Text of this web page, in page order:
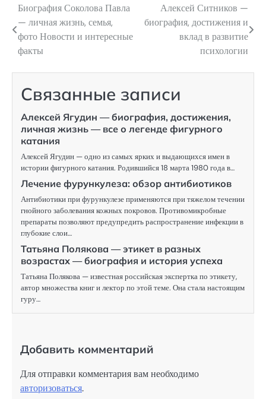
Навигация
по
записям
Биография Соколова Павла
— личная жизнь, семья,
фото Новости и интересные
факты
Алексей Ситников —
биография, достижения и
вклад в развитие
психологии
Связанные записи
Алексей Ягудин — биография, достижения,
личная жизнь — все о легенде фигурного
катания
Алексей Ягудин — одно из самых ярких и выдающихся имен в
истории фигурного катания. Родившийся 18 марта 1980 года в…
Лечение фурункулеза: обзор антибиотиков
Антибиотики при фурункулезе применяются при тяжелом течении
гнойного заболевания кожных покровов. Противомикробные
препараты позволяют предупредить распространение инфекции в
глубокие слои…
Татьяна Полякова — этикет в разных
возрастах — биография и история успеха
Татьяна Полякова — известная российская экспертка по этикету,
автор множества книг и лектор по этой теме. Она стала настоящим
гуру…
Добавить комментарий
Для отправки комментария вам необходимо
авторизоваться.